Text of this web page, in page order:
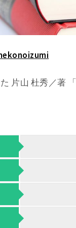
片山 杜秀／著